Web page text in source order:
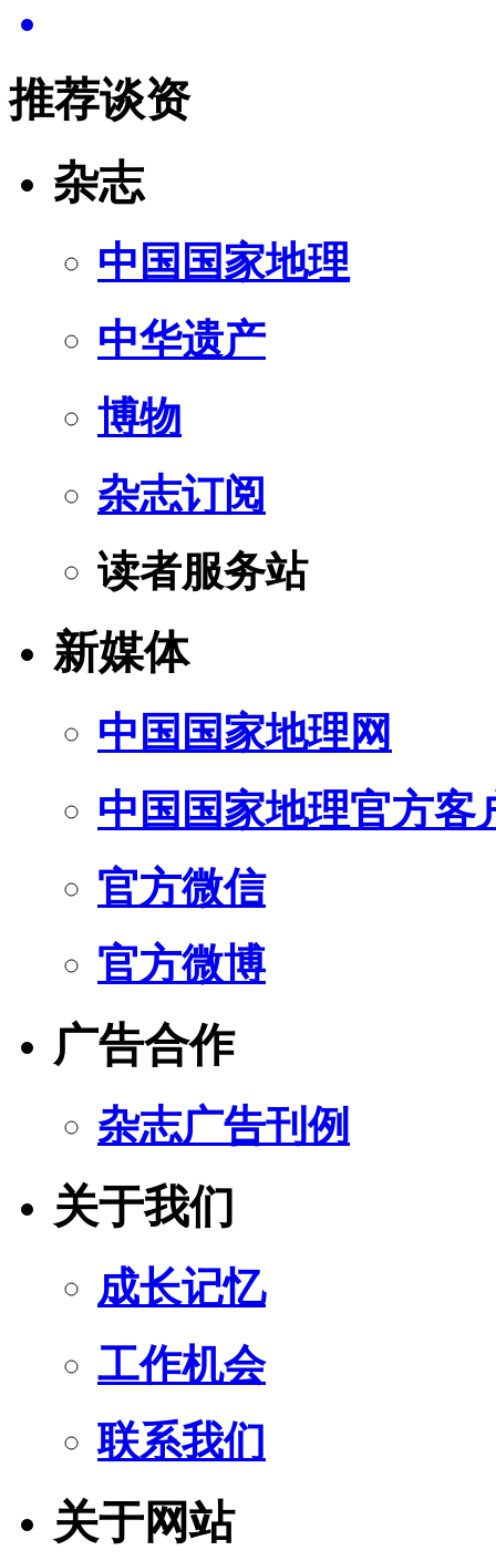
推荐谈资
杂志
中国国家地理
中华遗产
博物
杂志订阅
读者服务站
新媒体
中国国家地理网
中国国家地理官方客
官方微信
官方微博
广告合作
杂志广告刊例
关于我们
成长记忆
工作机会
联系我们
关于网站